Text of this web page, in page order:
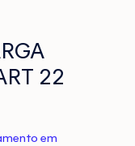
22
em